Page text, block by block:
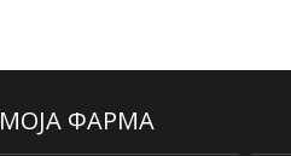
МОЈА ФАРМА